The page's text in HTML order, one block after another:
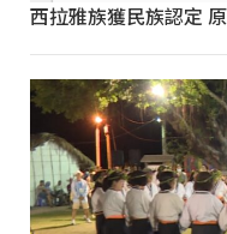
西拉雅族獲民族認定